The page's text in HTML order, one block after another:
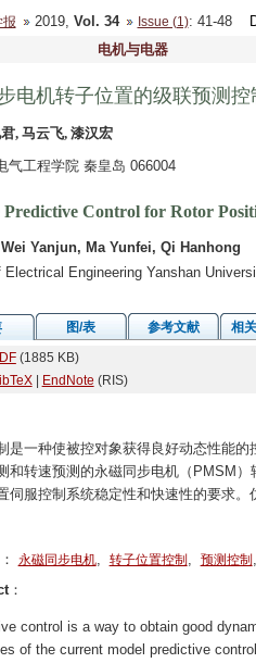
报 2019, Vol. 34 Issue (1): 41-48
电机与电器
电机转子位置的级联预测控
, 马云飞, 漆汉宏
气工程学院 秦皇岛 066004
Predictive Control for Rotor
Yanjun, Ma Yunfei, Qi Hanhong
Electrical Engineering Yanshan
图/表 参考文献
相
(1885 KB)
| EndNote (RIS)
是一种使被控对象获得良好动态性能
和转速预测的永磁同步电机（PMSM
伺服控制系统稳定性和快速性的要求
： 永磁同步电机, 转子位置控制 , 预测控制
：
control is a way to obtain good
of the current model predictive